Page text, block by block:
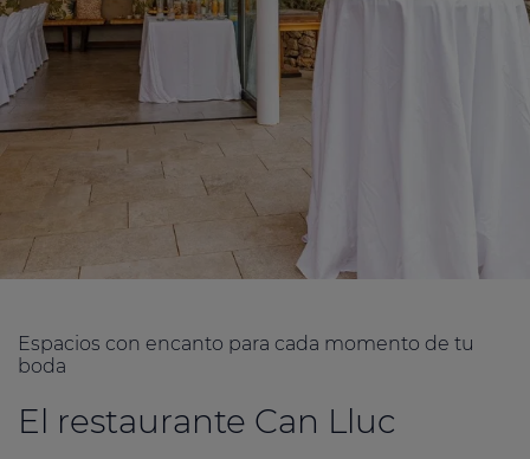
Espacios con encanto para cada momento de tu
boda
El restaurante Can Lluc